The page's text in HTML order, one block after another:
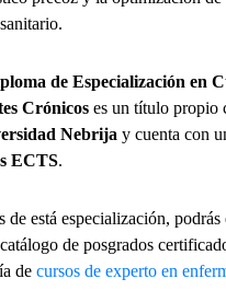
de Especialización en
Crónicos es un título propio
Nebrija y cuenta con
ECTS.
de está especialización, podrás
de posgrados
de cursos deexperto en